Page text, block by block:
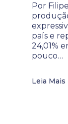
Por
país e
24,01%
pouco…
Leia Mais